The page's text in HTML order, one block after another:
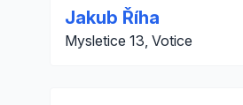
Jakub Říha
Mysletice 13, Votice